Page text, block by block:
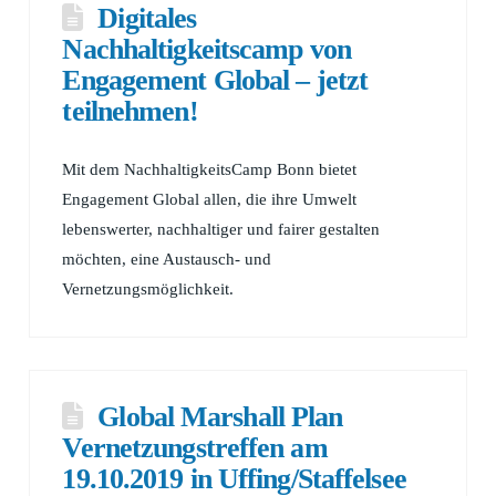
Digitales
Nachhaltigkeitscamp von
Engagement Global – jetzt
teilnehmen!
Mit dem NachhaltigkeitsCamp Bonn bietet
Engagement Global allen, die ihre Umwelt
lebenswerter, nachhaltiger und fairer gestalten
möchten, eine Austausch- und
Vernetzungsmöglichkeit.
Global Marshall Plan
Vernetzungstreffen am
19.10.2019 in Uffing/Staffelsee